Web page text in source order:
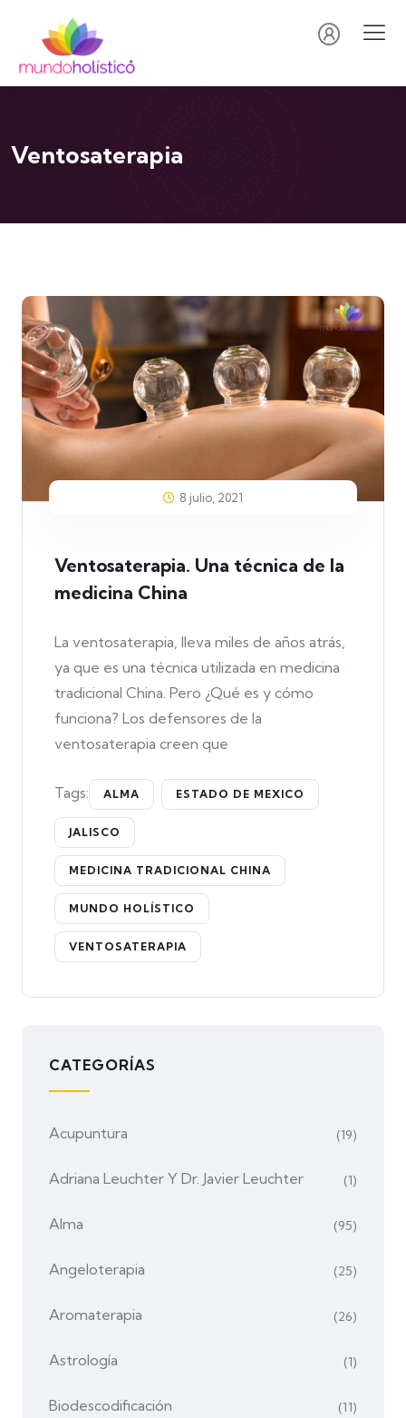
Ventosaterapia
8 julio, 2021
Ventosaterapia. Una técnica de la
medicina China
La ventosaterapia, lleva miles de años atrás,
ya que es una técnica utilizada en medicina
tradicional China. Pero ¿Qué es y cómo
funciona? Los defensores de la
ventosaterapia creen que
Tags: ALMA ESTADO DE MEXICO
JALISCO
MEDICINA TRADICIONAL CHINA
MUNDO HOLÍSTICO
VENTOSATERAPIA
CATEGORÍAS
Acupuntura (19)
Adriana Leuchter Y Dr. Javier Leuchter (1)
Alma (95)
Angeloterapia (25)
Aromaterapia (26)
Astrología (1)
Biodescodificación (11)